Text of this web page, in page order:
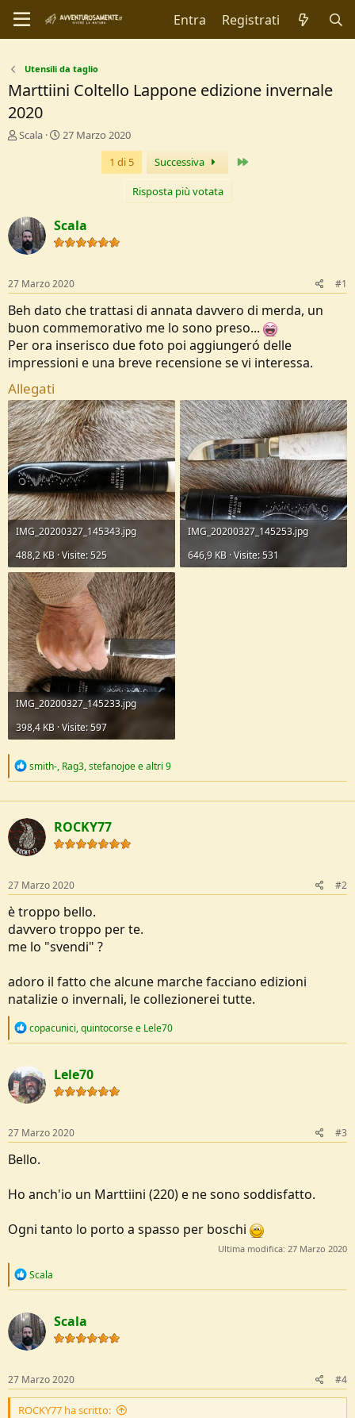
Entra Registrati
Utensili da taglio
Marttiini Coltello Lappone edizione invernale
2020
C
r
e
D
s
c
u
s
s
i
o
e
Scala
D
I
n
i
o
27 Marzo 2020
1 di 5
Successiva
Risposta più votata
Scala
27 Marzo 2020 #1
Beh dato che trattasi di annata davvero di merda, un
buon commemorativo me lo sono preso...
Per ora inserisco due foto poi aggiungeró delle
impressioni e una breve recensione se vi interessa.
Allegati
IMG_20200327_145343.jpg
488,2 KB · Visite: 525
IMG_20200327_145253.jpg
646,9 KB · Visite: 531
IMG_20200327_145233.jpg
398,4 KB · Visite: 597
R
c
t
i
o
n
:
smith-, Rag3,stefanojoee altri 9
ROCKY77
27 Marzo 2020 #2
è troppo bello.
davvero troppo per te.
me lo "svendi" ?
adoro il fatto che alcune marche facciano edizioni
natalizie o invernali, le collezionerei tutte.
R
c
t
i
o
s
:
copacunici,quintocorsee Lele70
Lele70
27 Marzo 2020 #3
Bello.
Ho anch'io un Marttiini (220) e ne sono soddisfatto.
Ogni tanto lo porto a spasso per boschi
Ultima modifica: 27 Marzo 2020
R
c
t
i
o
s
:
Scala
Scala
27 Marzo 2020 #4
ROCKY77 ha scritto: